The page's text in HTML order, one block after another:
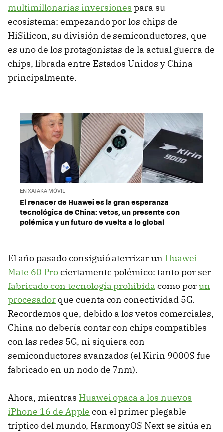
multimillonarias inversiones para su
ecosistema: empezando por los chips de
HiSilicon, su división de semiconductores, que
es uno de los protagonistas de la actual guerra de
chips, librada entre Estados Unidos y China
principalmente.
EN XATAKA MÓVIL
El renacer de Huawei es la gran esperanza
tecnológica de China: vetos, un presente con
polémica y un futuro de vuelta a lo global
El año pasado consiguió aterrizar un Huawei
Mate 60 Prociertamente polémico: tanto por ser
fabricado con tecnología prohibida como porun
procesador que cuenta con conectividad 5G.
Recordemos que, debido a los vetos comerciales,
China no debería contar con chips compatibles
con las redes 5G, ni siquiera con
semiconductores avanzados (el Kirin 9000S fue
fabricado en un nodo de 7nm).
Ahora, mientras Huawei opaca a los nuevos
iPhone 16 de Apple con el primer plegable
tríptico del mundo, HarmonyOS Next se sitúa en